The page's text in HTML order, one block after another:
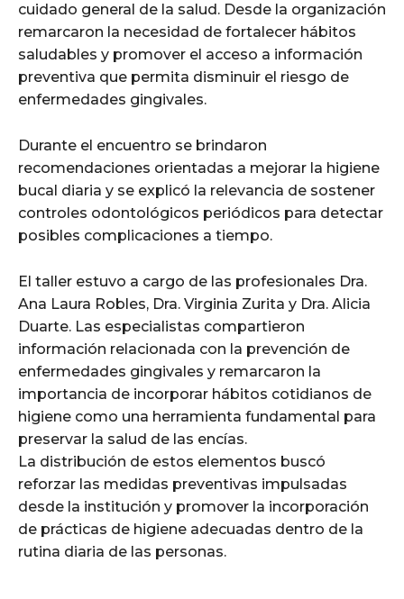
cuidado general de la salud. Desde la organización
remarcaron la necesidad de fortalecer hábitos
saludables y promover el acceso a información
preventiva que permita disminuir el riesgo de
enfermedades gingivales.
Durante el encuentro se brindaron
recomendaciones orientadas a mejorar la higiene
bucal diaria y se explicó la relevancia de sostener
controles odontológicos periódicos para detectar
posibles complicaciones a tiempo.
El taller estuvo a cargo de las profesionales Dra.
Ana Laura Robles, Dra. Virginia Zurita y Dra. Alicia
Duarte. Las especialistas compartieron
información relacionada con la prevención de
enfermedades gingivales y remarcaron la
importancia de incorporar hábitos cotidianos de
higiene como una herramienta fundamental para
preservar la salud de las encías.
La distribución de estos elementos buscó
reforzar las medidas preventivas impulsadas
desde la institución y promover la incorporación
de prácticas de higiene adecuadas dentro de la
rutina diaria de las personas.